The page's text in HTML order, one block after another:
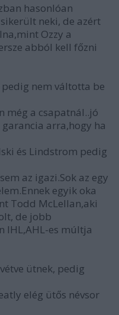
hasonlóan
neki, de azért
Ozzy a
abból kell főzni
nem váltotta be
még a csapatnál..jó
arra,hogy ha
és Lindstrom pedig
az igazi.Sok az egy
egyik oka
Todd McLellan,aki
de jobb
IHL,AHL-es múltja
ütnek, pedig
elég ütős névsor